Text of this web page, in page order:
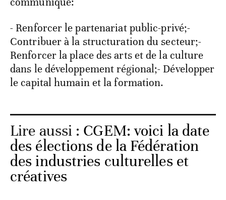
- Renforcer le partenariat public-privé;-
Contribuer à la structuration du secteur;-
Renforcer la place des arts et de la culture
dans le développement régional;- Développer
le capital humain et la formation.
Lire aussi : CGEM: voici la date
des élections de la Fédération
des industries culturelles et
créatives